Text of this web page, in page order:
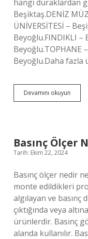
hangi duraklardan
Beşiktaş.DENİZ
ÜNİVERSİTESİ –
Beyoğlu.FINDIKLI –
Beyoğlu.TOPHANE
Beyoğlu.Daha
Devamını okuyun
Basınç Ölçer
Tarih: Ekim 22, 2024
Basınç ölçer nedir
monte edildikleri
algılayan ve
çıktığında veya
ürünlerdir. Basınç
alanda kullanılır.